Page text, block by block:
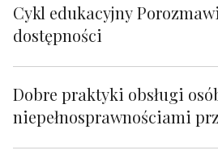
Cykl edukacyjny
dostępności
Dobre praktyki obsługi
niepełnosprawnościami